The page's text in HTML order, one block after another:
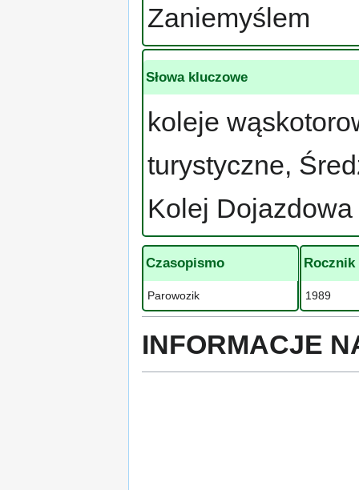
Zaniemyślem
Słowa kluczowe
koleje
turystyczne,
Kolej Dojazdowa
Czasopismo
Parowozik
Rocznik
1989
INFORMACJE